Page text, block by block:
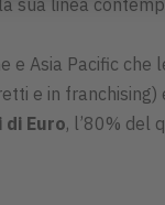
sua linea
e Asia Pacific
e in franchising)
di Euro, l’80% del